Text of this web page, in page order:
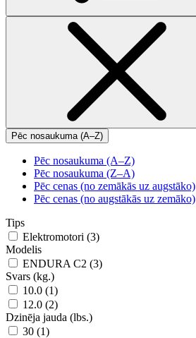
Pēc nosaukuma (A–Z)
Pēc nosaukuma (A–Z)
Pēc nosaukuma (Z–A)
Pēc cenas (no zemākās uz augstāko)
Pēc cenas (no augstākās uz zemāko)
Tips
Elektromotori (3)
Modelis
ENDURA C2 (3)
Svars (kg.)
10.0 (1)
12.0 (2)
Dzinēja jauda (lbs.)
30 (1)